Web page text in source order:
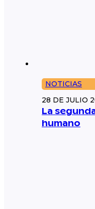
NOTICIAS
28 DE JULIO
La
humano